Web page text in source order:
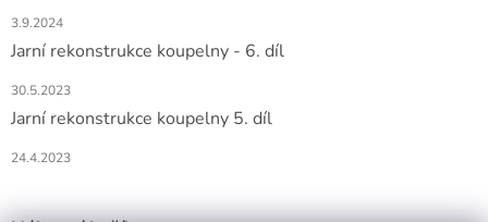
3.9.2024
Jarní rekonstrukce koupelny - 6. díl
30.5.2023
Jarní rekonstrukce koupelny 5. díl
24.4.2023